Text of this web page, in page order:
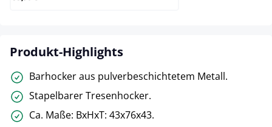
Produkt-Highlights
Barhocker aus pulverbeschichtetem Metall.
Stapelbarer Tresenhocker.
Ca. Maße: BxHxT: 43x76x43.